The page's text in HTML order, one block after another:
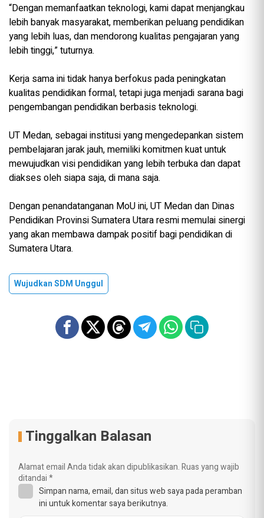
“Dengan memanfaatkan teknologi, kami dapat menjangkau
lebih banyak masyarakat, memberikan peluang pendidikan
yang lebih luas, dan mendorong kualitas pengajaran yang
lebih tinggi,” tuturnya.
Kerja sama ini tidak hanya berfokus pada peningkatan
kualitas pendidikan formal, tetapi juga menjadi sarana bagi
pengembangan pendidikan berbasis teknologi.
UT Medan, sebagai institusi yang mengedepankan sistem
pembelajaran jarak jauh, memiliki komitmen kuat untuk
mewujudkan visi pendidikan yang lebih terbuka dan dapat
diakses oleh siapa saja, di mana saja.
Dengan penandatanganan MoU ini, UT Medan dan Dinas
Pendidikan Provinsi Sumatera Utara resmi memulai sinergi
yang akan membawa dampak positif bagi pendidikan di
Sumatera Utara.
Wujudkan SDM Unggul
Tinggalkan Balasan
Alamat email Anda tidak akan dipublikasikan.Ruas yang wajib
ditandai*
Simpan nama, email, dan situs web saya pada peramban
ini untuk komentar saya berikutnya.